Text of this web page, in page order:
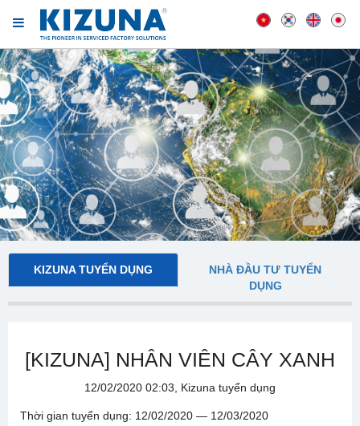
KIZUNA TUYỂN DỤNG
NHÀ ĐẦU TƯ TUYỂN
DỤNG
[KIZUNA] NHÂN VIÊN CÂY XANH
12/02/2020 02:03, Kizuna tuyển dụng
Thời gian tuyển dụng: 12/02/2020 — 12/03/2020